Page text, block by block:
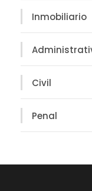
Inmobiliario
Civil
Penal